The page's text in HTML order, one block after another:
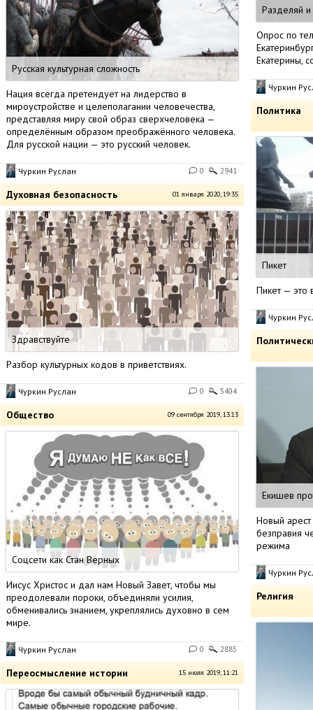
Русская культурная сложность
Нация всегда претендует на лидерство в
мироустройстве и целеполагании человечества,
представляя миру свой образ сверхчеловека —
определённым образом преображённого человека.
Для русской нации — это русский человек.
Чуркин Руслан 0 2941
Духовная безопасность 01 января 2020, 19:35
Здравствуйте
Разбор культурных кодов в приветствиях.
Чуркин Руслан 0 5404
Общество 09 сентября 2019, 13:13
Соцсети как Стан Верных
Иисус Христос и дал нам Новый Завет, чтобы мы
преодолевали пороки, объединяли усилия,
обменивались знанием, укреплялись духовно в сем
мире.
Чуркин Руслан 0 2885
Переосмысление истории 15 июля 2019, 11:21
Разделяй и
Опрос по
Екатерины,
Чуркин
Политика
Пикет
Пикет — это
Чуркин
Екишев
Новый
безправия
режима
Чуркин
Религия